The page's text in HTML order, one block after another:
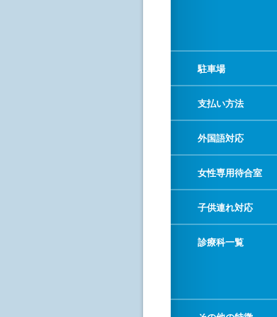
駐車場
支払い方法
外国語対応
女性専用待合室
子供連れ対応
診療科一覧